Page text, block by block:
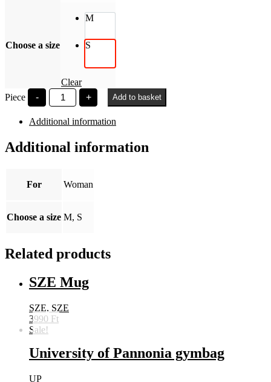
Choose a size
M
S
Clear
Piece
-
Széchenyi
Egyetem
top
+ Add to basket
Additional information
Additional information
For Woman
Choose a size M, S
Related products
SZE Mug
SZE, SZE
3990 Ft
Sale!
University of Pannonia gymbag
UP